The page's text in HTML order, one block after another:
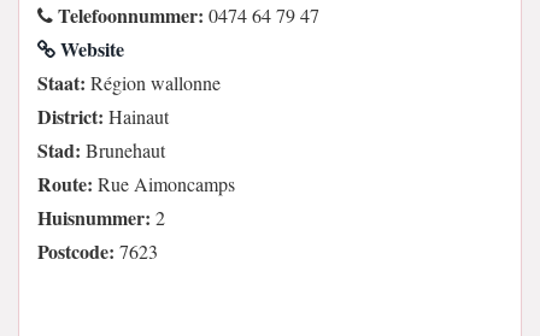
Telefoonnummer: 0474 64 79 47
Website
Staat: Région wallonne
District: Hainaut
Stad: Brunehaut
Route: Rue Aimoncamps
Huisnummer: 2
Postcode: 7623